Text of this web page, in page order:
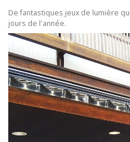
De fantastiques jeux de lumière
jours de l'année.
more